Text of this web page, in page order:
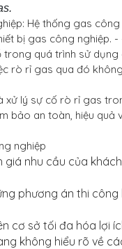
Hệ thống gas
bị gas công nghiệp.
trong quá trình sử dụng
rò rỉ gas qua đó
xử lý sự cố rò rỉ gas
bảo an toàn, hiệu quả
nghiệp
nhu cầu của
phương án thi
cơ sở tối đa hóa lợi
không hiểu rõ về